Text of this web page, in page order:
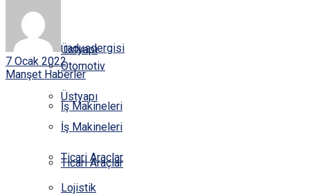
HABERLER
Otomotiv
Üstyapı
İş Makineleri
Ticari Araçlar
Lojistik
Üstyapı
İş Makineleri
Ticari Araçlar
radusdergisi
7 Ocak 2022
Manşet Haberler